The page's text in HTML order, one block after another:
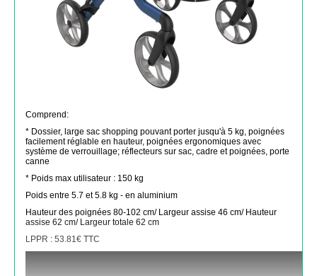
Comprend:
* Dossier, large sac shopping pouvant porter jusqu'à 5 kg, poignées
facilement réglable en hauteur, poignées ergonomiques avec
système de verrouillage; réflecteurs sur sac, cadre et poignées, porte
canne
* Poids max utilisateur : 150 kg
Poids entre 5.7 et 5.8 kg - en aluminium
Hauteur des poignées 80-102 cm/ Largeur assise 46 cm/ Hauteur
assise 62 cm/ Largeur totale 62 cm
LPPR : 53.81€ TTC